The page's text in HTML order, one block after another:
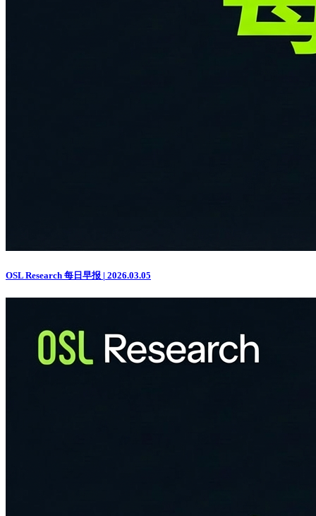
OSL Research 每日早报 | 2026.03.05